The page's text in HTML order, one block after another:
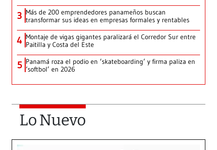
3 Más de 200 emprendedores panameños buscan
transformar sus ideas en empresas formales y rentables
4 Montaje de vigas gigantes paralizará el Corredor Sur entre
Paitilla y Costa del Este
5 Panamá roza el podio en ‘skateboarding’ y firma paliza en
‘softbol’ en 2026
Lo Nuevo